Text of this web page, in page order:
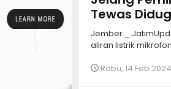
Tewas
Jember _
aliran listrik
Rabu, 14 Feb